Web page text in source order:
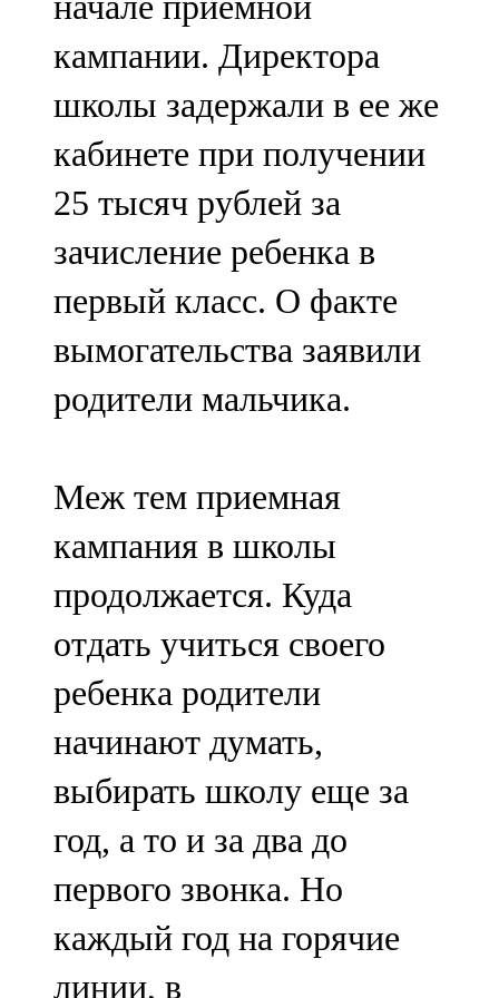
кампании. Директора
школы задержали в ее же
кабинете при получении
25 тысяч рублей за
зачисление ребенка в
первый класс. О факте
вымогательства заявили
родители мальчика.
Меж тем приемная
кампания в школы
продолжается. Куда
отдать учиться своего
ребенка родители
начинают думать,
выбирать школу еще за
год, а то и за два до
первого звонка. Но
каждый год на горячие
линии, в